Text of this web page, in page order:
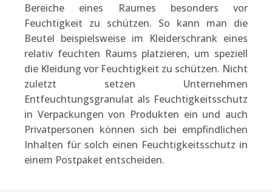
Bereiche eines Raumes besonders vor
Feuchtigkeit zu schützen. So kann man die
Beutel beispielsweise im Kleiderschrank eines
relativ feuchten Raums platzieren, um speziell
die Kleidung vor Feuchtigkeit zu schützen. Nicht
zuletzt setzen Unternehmen
Entfeuchtungsgranulat als Feuchtigkeitsschutz
in Verpackungen von Produkten ein und auch
Privatpersonen können sich bei empfindlichen
Inhalten für solch einen Feuchtigkeitsschutz in
einem Postpaket entscheiden.